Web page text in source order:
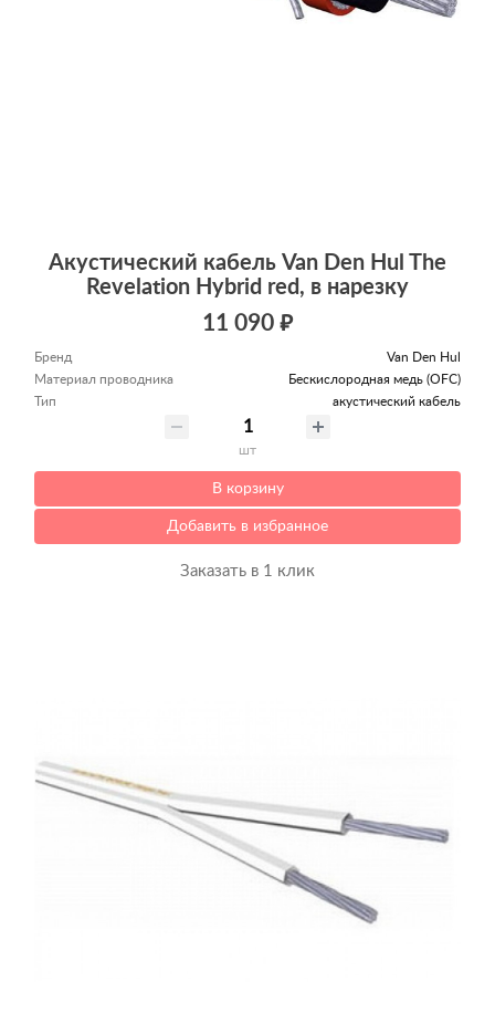
Акустический кабель Van Den Hul The
Revelation Hybrid red, в нарезку
11 090 ₽
Бренд
Van Den Hul
Материал проводника
Беcкислородная медь (OFC)
Тип
акустический кабель
шт
В корзину
Добавить в избранное
Заказать в 1 клик